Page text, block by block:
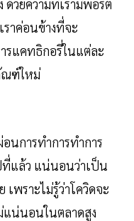
ด้วยความที่เรามีพอร์ต
าค่อนข้างที่จะ
รแคทธิกอรี่ในแต่ละ
ณฑ์ใหม่
นการทำการทำการ
ที่แล้ว แน่นอนว่าเป็น
เพราะไม่รู้ว่าโควิดจะ
แน่นอนในตลาดสูง